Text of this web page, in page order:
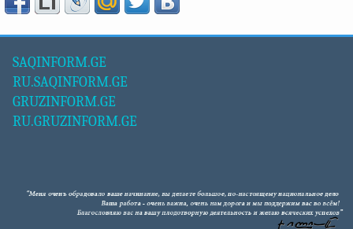
SAQINFORM.GE
RU.SAQINFORM.GE
GRUZINFORM.GE
RU.GRUZINFORM.GE